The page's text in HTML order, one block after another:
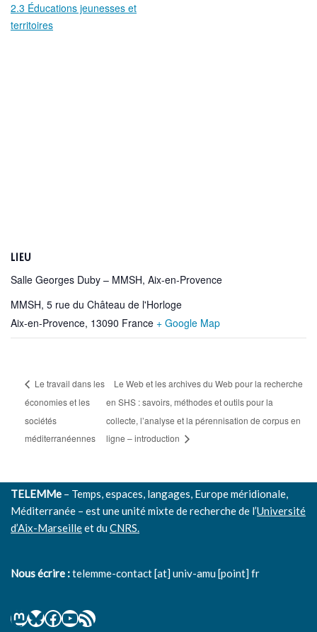
2.3 Éducations jeunesses et
territoires
LIEU
Salle Georges Duby – MMSH, Aix-en-Provence
MMSH, 5 rue du Château de l'Horloge
Aix-en-Provence, 13090 France + Google Map
Le travail dans les
économies et les
sociétés
méditerranéennes
Le Web et les archives du Web pour la recherche
en SHS : savoirs, méthodes et outils pour la
collecte, l’analyse et la pérennisation de corpus en
ligne – introduction
TELEMMe – Temps, espaces, langages, Europe méridionale,
Méditerranée – est une unité mixte de recherche de l’Université
d’Aix-Marseilleet duCNRS.
Nous écrire :telemme-contact [at] univ-amu [point] fr